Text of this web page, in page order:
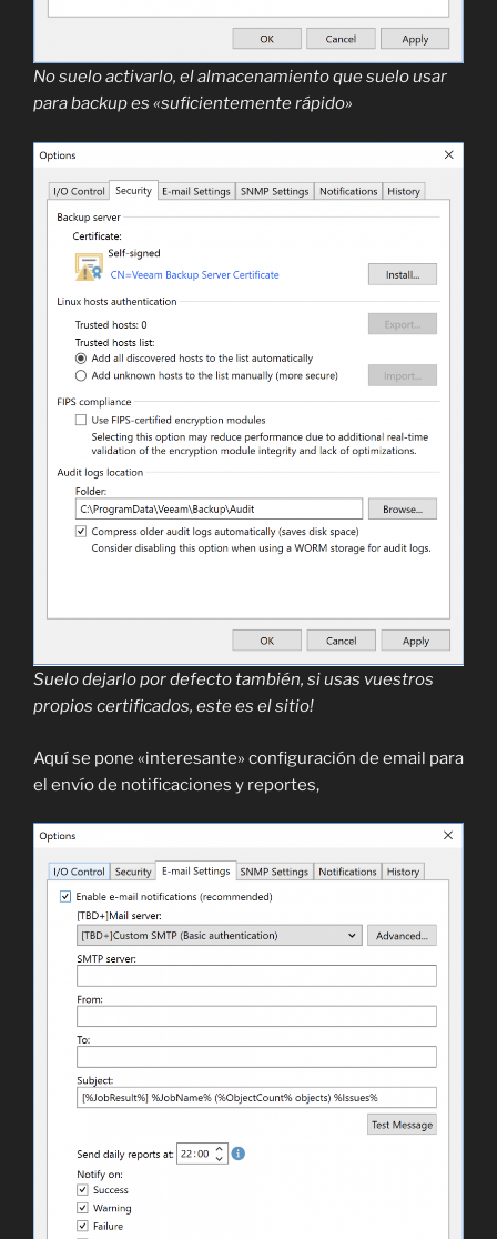
No suelo activarlo, el almacenamiento que suelo usar
para backup es «suficientemente rápido»
Suelo dejarlo por defecto también, si usas vuestros
propios certificados, este es el sitio!
Aquí se pone «interesante» configuración de email para
el envío de notificaciones y reportes,